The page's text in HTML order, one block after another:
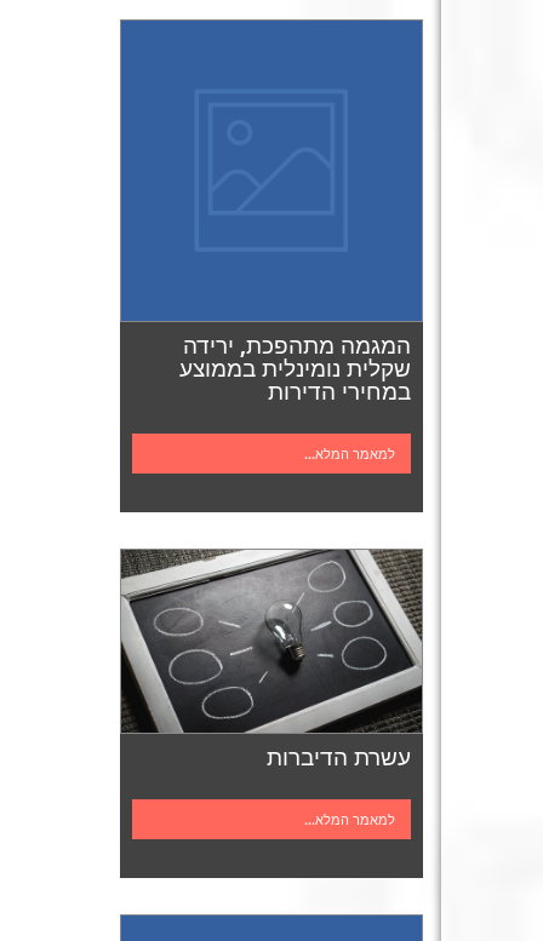
המגמה מתהפכת, ירידה
שקלית נומינלית בממוצע
במחירי הדירות
למאמר המלא...
עשרת הדיברות
למאמר המלא...